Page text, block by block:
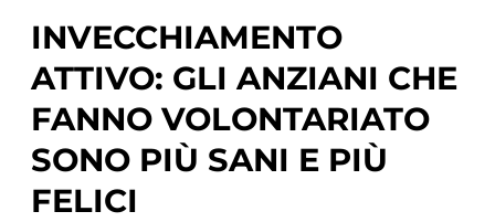
INVECCHIAMENTO
ATTIVO: GLI ANZIANI CHE
FANNO VOLONTARIATO
SONO PIÙ SANI E PIÙ
FELICI